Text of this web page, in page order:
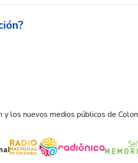
los nuevos medios públicos de